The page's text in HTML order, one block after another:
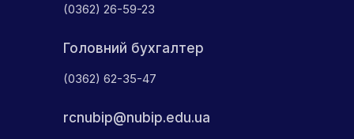
(0362) 26-59-23
Головний бухгалтер
(0362) 62-35-47
rcnubip@nubip.edu.ua